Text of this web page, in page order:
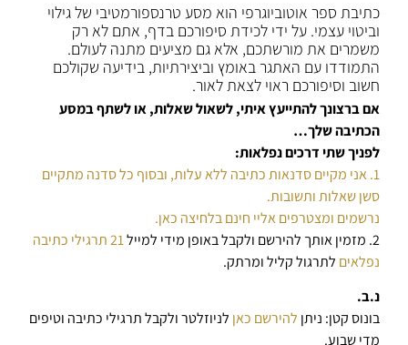
כתיבת ספר אוטוביוגרפי הוא מסע טרנספורמטיבי של גילוי
וביטוי עצמי. על ידי לכידת סיפורכם בדף, אתם לא רק
משמרים את מורשתכם, אלא גם מציעים מתנה לעולם.
התמודדו עם האתגר באומץ וביצירתיות, בידיעה שקולכם
חשוב וסיפורכם ראוי לצאת לאור.
אם ברצונך להתייעץ איתי, לשאול שאלות, או לשתף במסע
הכתיבה שלך…
לפניך שתי דרכים נפלאות:
1. אני מקיים סדנאות כתיבה ללא עלות, ובסוף כל סדנה מתקיים
סשן שאלות ותשובות.
נרשמים ומצטרפים אליי חינם בלחיצה כאן.
2. מזמין אותך להירשם ולקבל באופן מידי למייל
21 תרגילי כתיבה
נפלאים לתרגול קליל ומרתק.
נ.ב.
בונוס קטן: ניתן להירשם כאן לניוזלטר ולקבל תרגילי כתיבה וטיפים
מדי שבוע.